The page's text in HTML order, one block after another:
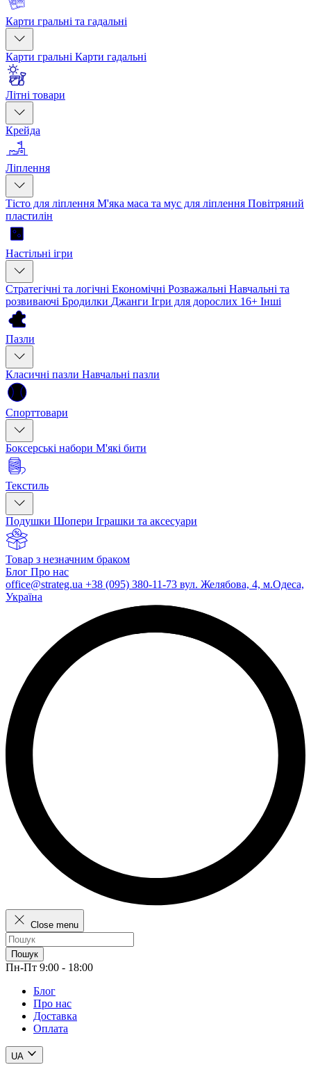
Карти гральні та гадальні
Карти гральні Карти гадальні
Літні товари
Крейда
Ліплення
Тісто для ліплення М'яка маса та мус для ліплення Повітряний
пластилін
Настільні ігри
Стратегічні та логічні Економічні Розважальні Навчальні та
розвиваючі Бродилки Джанги Ігри для дорослих 16+ Інші
Пазли
Класичні пазли Навчальні пазли
Спорттовари
Боксерські набори М'які бити
Текстиль
Подушки Шопери Іграшки та аксесуари
Товар з незначним браком
Блог Про нас
office@strateg.ua +38 (095) 380-11-73 вул. Желябова, 4, м.Одеса,
Україна
Close menu
Пошук
Пн-Пт 9:00 - 18:00
Блог
Про нас
Доставка
Оплата
UA